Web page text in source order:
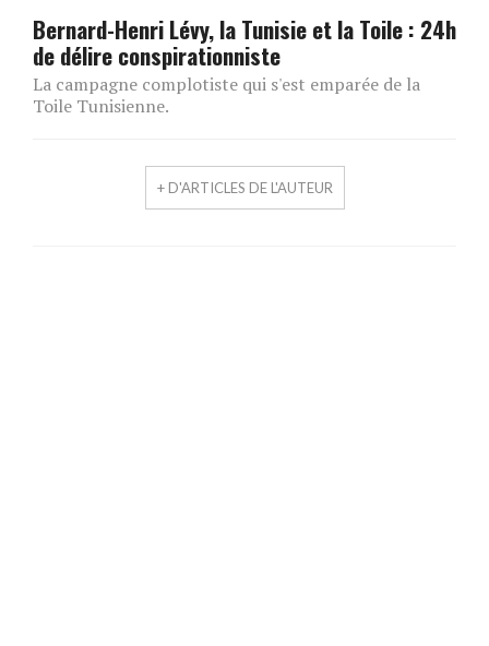
Bernard-Henri Lévy, la Tunisie et la Toile : 24h
de délire conspirationniste
La campagne complotiste qui s'est emparée de la
Toile Tunisienne.
+ D'ARTICLES DE L'AUTEUR